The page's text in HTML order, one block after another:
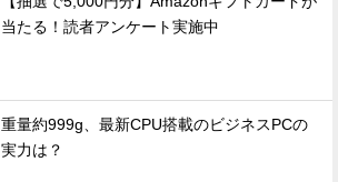
当たる！読者アンケート実施中
重量約999g、最新CPU搭載のビジネスPCの
実力は？